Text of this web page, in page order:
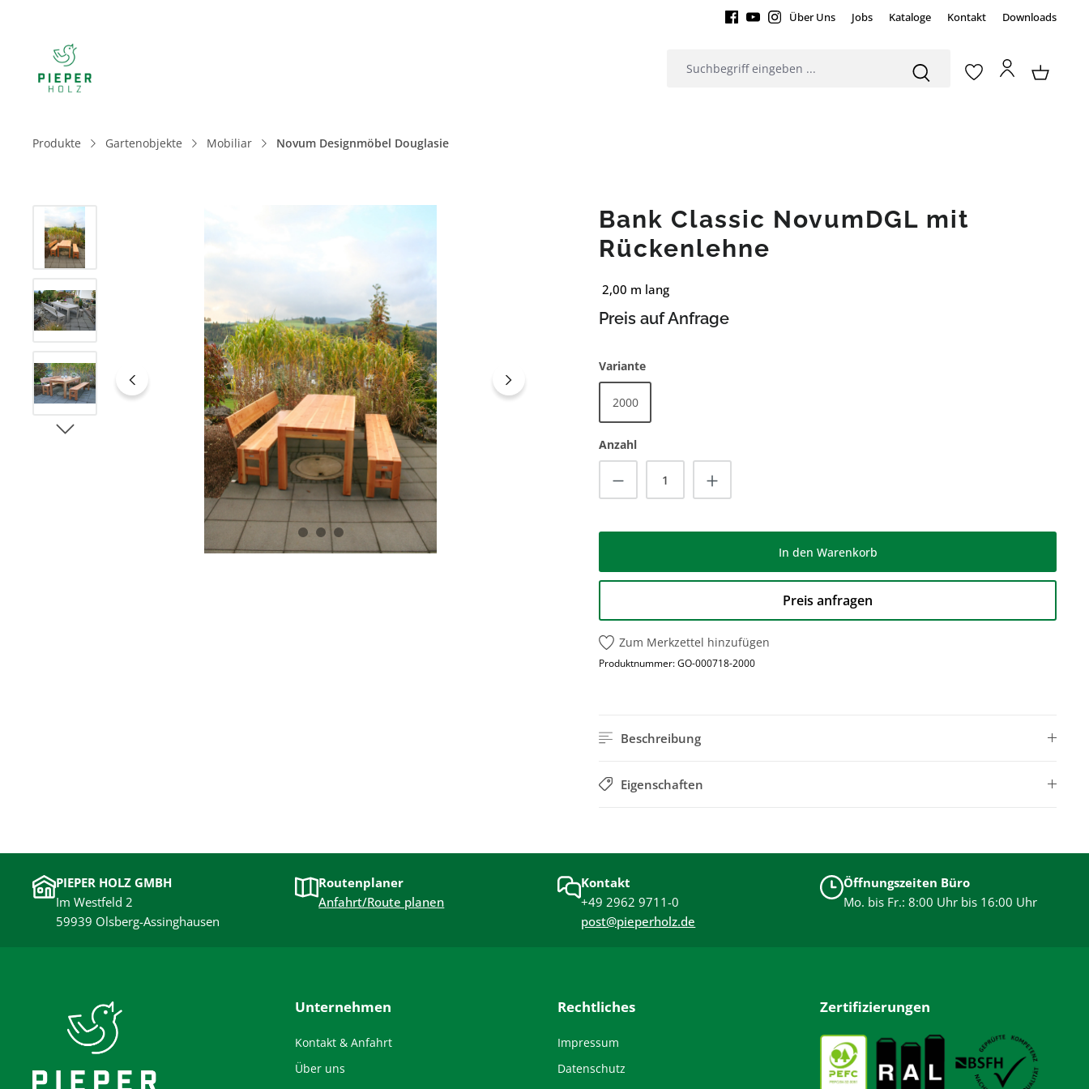
Über Uns Jobs Kataloge Kontakt Downloads
Produkte Gartenobjekte Mobiliar Novum Designmöbel Douglasie
Bildergalerie überspringen
Bank Classic NovumDGL mit
Rückenlehne
2,00 m lang
Preis auf Anfrage
Varianteauswählen
2000
Anzahl
Produkt Anzahl: Gib den gewünschten Wert ein
In den Warenkorb
Preis anfragen
Zum Merkzettel hinzufügen
Produktnummer:GO-000718-2000
Beschreibung
Eigenschaften
PIEPER HOLZ GMBH
Im Westfeld 2
59939 Olsberg-Assinghausen
Routenplaner
Anfahrt/Route planen
Kontakt
+49 2962 9711-0
post@pieperholz.de
Öffnungszeiten Büro
Mo. bis Fr.: 8:00 Uhr bis 16:00 Uhr
Unternehmen
Kontakt & Anfahrt
Über uns
Rechtliches
Impressum
Datenschutz
Zertifizierungen